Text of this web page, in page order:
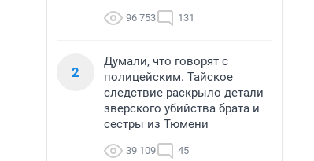
96 753 131
2
Думали, что говорят с
полицейским. Тайское
следствие раскрыло детали
зверского убийства брата и
сестры из Тюмени
39 109 45